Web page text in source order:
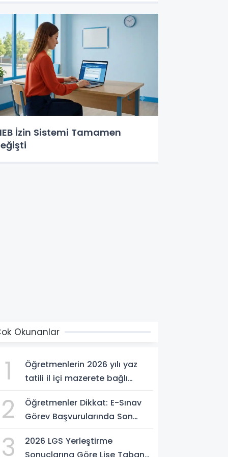
İzin Sistemi Tamamen
Okunanlar
1
Öğretmenlerin 2026 yılı yaz
tatili il içi mazerete bağlı
2
Öğretmenler Dikkat: E-Sınav
Görev Başvurularında Son
3
2026 LGS Yerleştirme